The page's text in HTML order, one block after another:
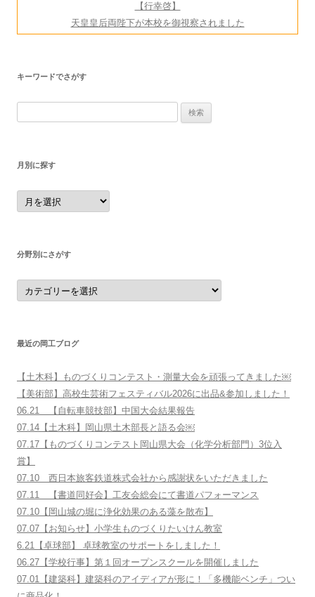
【行幸啓】
天皇皇后両陛下が本校を御視察されました
キーワードでさがす
月別に探す
月
別
に
分野別にさがす
分
野
別
す
最近の岡工ブログ
【土木科】ものづくりコンテスト・測量大会を頑張ってきました￼
【美術部】高校生芸術フェスティバル2026に出品&参加しました！
06.21 【自転車競技部】中国大会結果報告
07.14【土木科】岡山県土木部長と語る会￼
07.17【ものづくりコンテスト岡山県大会（化学分析部門）3位入
賞】
07.10 西日本旅客鉄道株式会社から感謝状をいただきました
07.11 【書道同好会】工友会総会にて書道パフォーマンス
07.10【岡山城の堀に浄化効果のある藻を散布】
07.07【お知らせ】小学生ものづくりたいけん教室
6.21【卓球部】 卓球教室のサポートをしました！
06.27【学校行事】第１回オープンスクールを開催しました
07.01【建築科】建築科のアイディアが形に！「多機能ベンチ」つい